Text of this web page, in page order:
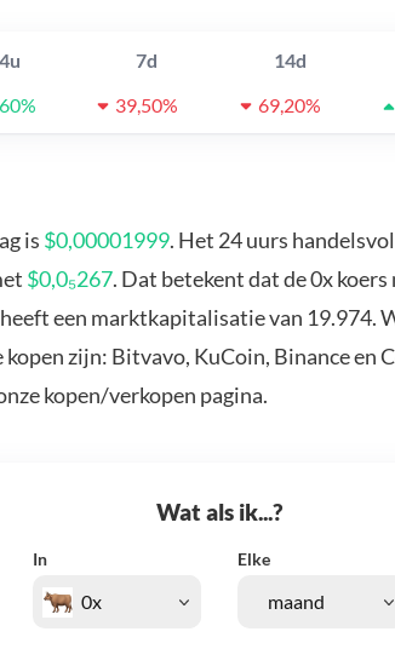
7d 14d
39,50% 69,20%
is $0,00001999. Het 24 uurs
$0,0₅267. Dat betekent dat de 0x koers
een marktkapitalisatie van 19.974.
kopen zijn: Bitvavo, KuCoin, Binance en
kopen/verkopen pagina.
Wat als ik...?
In Elke